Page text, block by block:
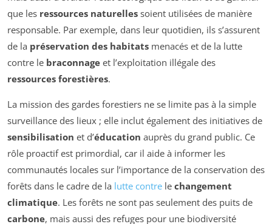
que les ressources naturelles soient utilisées de manière
responsable. Par exemple, dans leur quotidien, ils s’assurent
de la préservation des habitats menacés et de la lutte
contre le braconnage et l’exploitation illégale des
ressources forestières.
La mission des gardes forestiers ne se limite pas à la simple
surveillance des lieux ; elle inclut également des initiatives de
sensibilisation et d’éducation auprès du grand public. Ce
rôle proactif est primordial, car il aide à informer les
communautés locales sur l’importance de la conservation des
forêts dans le cadre de la lutte contre le changement
climatique. Les forêts ne sont pas seulement des puits de
carbone, mais aussi des refuges pour une biodiversité